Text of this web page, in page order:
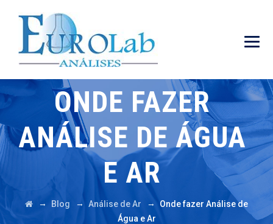
ONDE FAZER
ANÁLISE DE ÁGUA
E AR
→ Blog → Análise de Ar →
Onde fazer Análise de
Água e Ar